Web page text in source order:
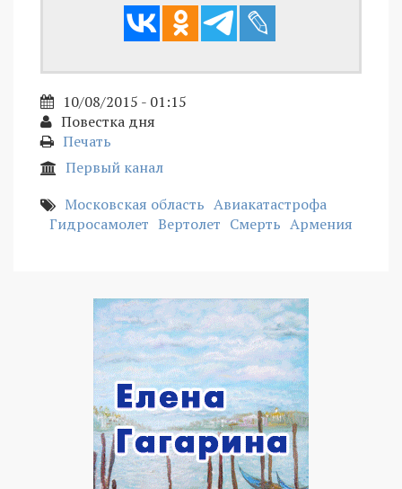
10/08/2015 - 01:15
Повестка дня
Печать
Первый канал
Московская область Авиакатастрофа
Гидросамолет Вертолет Смерть Армения